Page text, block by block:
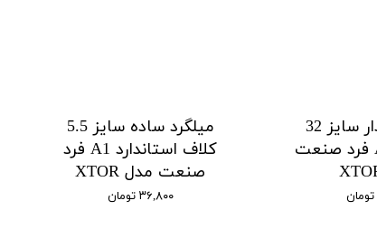
میلگرد آجدار سایز 32
استاندارد A3 فرد صنعت
میلگرد ساده سایز 5.5
کلاف استاندارد A1 فرد
صنعت مدل XTOR
۳۶,۸۰۰ تومان